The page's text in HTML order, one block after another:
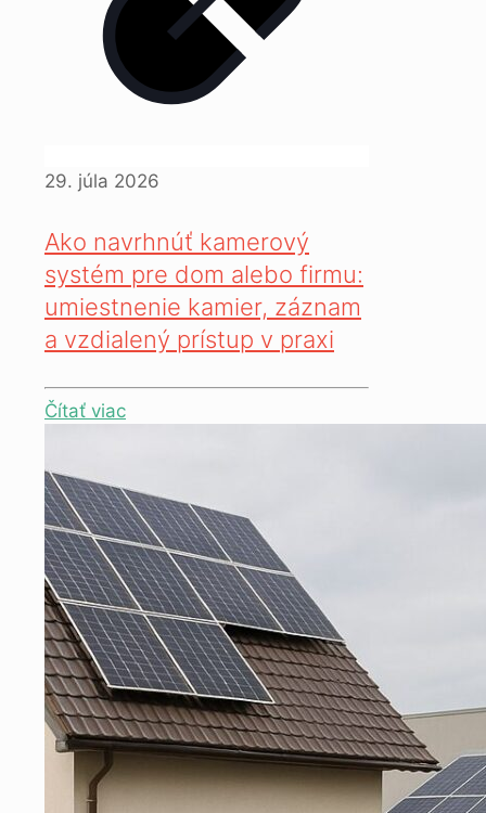
29. júla 2026
Ako navrhnúť kamerový
systém pre dom alebo firmu:
umiestnenie kamier, záznam
a vzdialený prístup v praxi
Čítať viac